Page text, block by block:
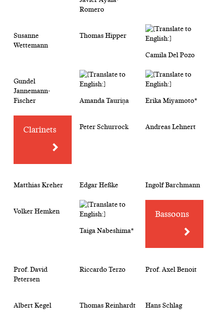
Romero
Susanne
Wettemann
Thomas Hipper
Camila Del Pozo
Gundel
Jannemann-
Fischer
Amanda Tauriņa Erika Miyamoto*
Clarinets Peter Schurrock Andreas Lehnert
Matthias Kreher Edgar Heßke Ingolf Barchmann
Volker Hemken
Taiga Nabeshima*
Bassoons
Prof. David
Petersen
Riccardo Terzo Prof. Axel Benoit
Albert Kegel Thomas Reinhardt Hans Schlag